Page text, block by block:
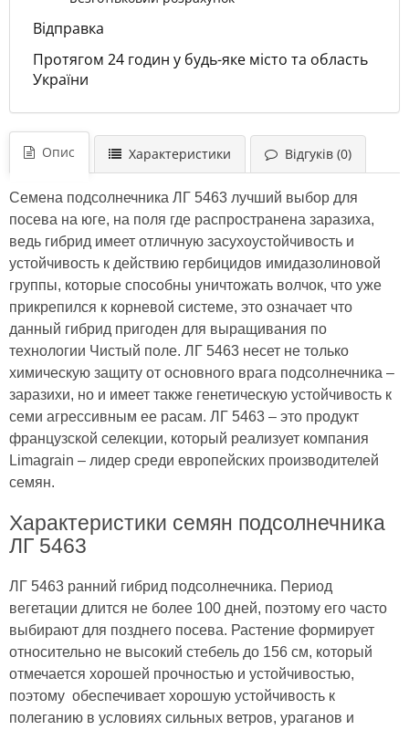
Відправка
Протягом 24 годин у будь-яке місто та область
України
Опис Характеристики Відгуків (0)
Семена подсолнечника ЛГ 5463 лучший выбор для
посева на юге, на поля где распространена заразиха,
ведь гибрид имеет отличную засухоустойчивость и
устойчивость к действию гербицидов имидазолиновой
группы, которые способны уничтожать волчок, что уже
прикрепился к корневой системе, это означает что
данный гибрид пригоден для выращивания по
технологии Чистый поле. ЛГ 5463 несет не только
химическую защиту от основного врага подсолнечника –
заразихи, но и имеет также генетическую устойчивость к
семи агрессивным ее расам. ЛГ 5463 – это продукт
французской селекции, который реализует компания
Limagrain – лидер среди европейских производителей
семян.
Характеристики семян подсолнечника
ЛГ 5463
ЛГ 5463 ранний гибрид подсолнечника. Период
вегетации длится не более 100 дней, поэтому его часто
выбирают для позднего посева. Растение формирует
относительно не высокий стебель до 156 см, который
отмечается хорошей прочностью и устойчивостью,
поэтому обеспечивает хорошую устойчивость к
полеганию в условиях сильных ветров, ураганов и